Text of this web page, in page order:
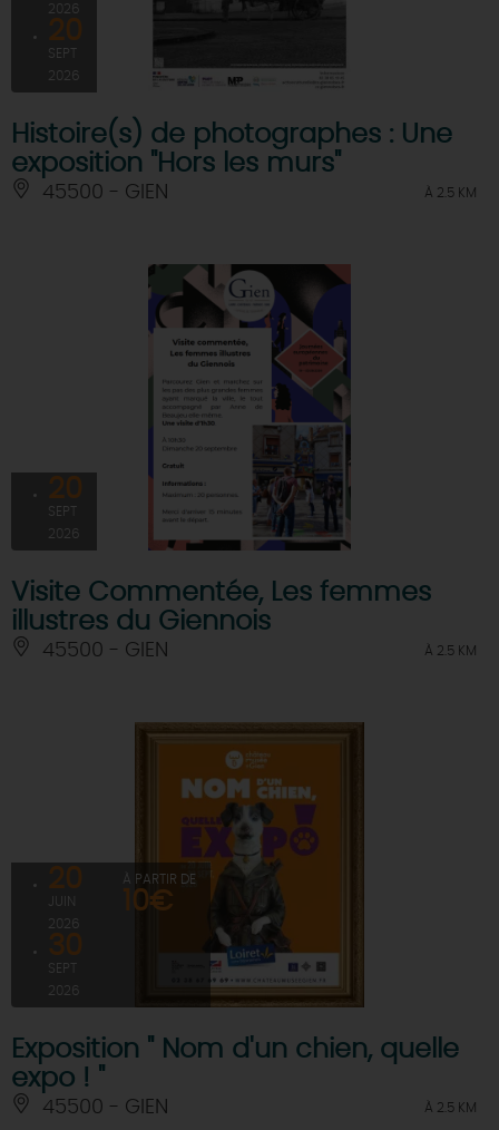
2026
20
SEPT
2026
Histoire(s) de photographes : Une
exposition "Hors les murs"
45500 - GIEN À 2.5 KM
20
SEPT
2026
Visite Commentée, Les femmes
illustres du Giennois
45500 - GIEN À 2.5 KM
20
2026
30
SEPT
2026
À PARTIR DE
10€
Exposition " Nom d'un chien, quelle
expo ! "
45500 - GIEN À 2.5 KM